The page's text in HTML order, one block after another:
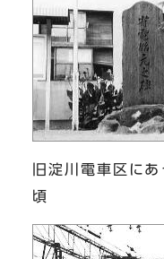
旧淀川電車区に
頃